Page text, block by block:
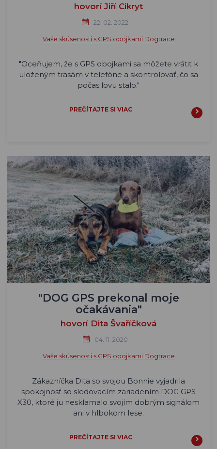
hovorí Jiří Cikryt
22. 02. 2022
Vaše skúsenosti s GPS obojkami Dogtrace
"Oceňujem, že s GPS obojkami sa môžete vrátiť k
uloženým trasám v telefóne a skontrolovať, čo sa
počas lovu stalo."
PREČÍTAJTE SI VIAC
"DOG GPS prekonal moje
očakávania"
hovorí Dita Švaříčková
04. 11. 2020
Vaše skúsenosti s GPS obojkami Dogtrace
Zákazníčka Dita so svojou Bonnie vyjadrila
spokojnosť so sledovacím zariadením DOG GPS
X30, ktoré ju nesklamalo svojím dobrým signálom
ani v hlbokom lese.
PREČÍTAJTE SI VIAC